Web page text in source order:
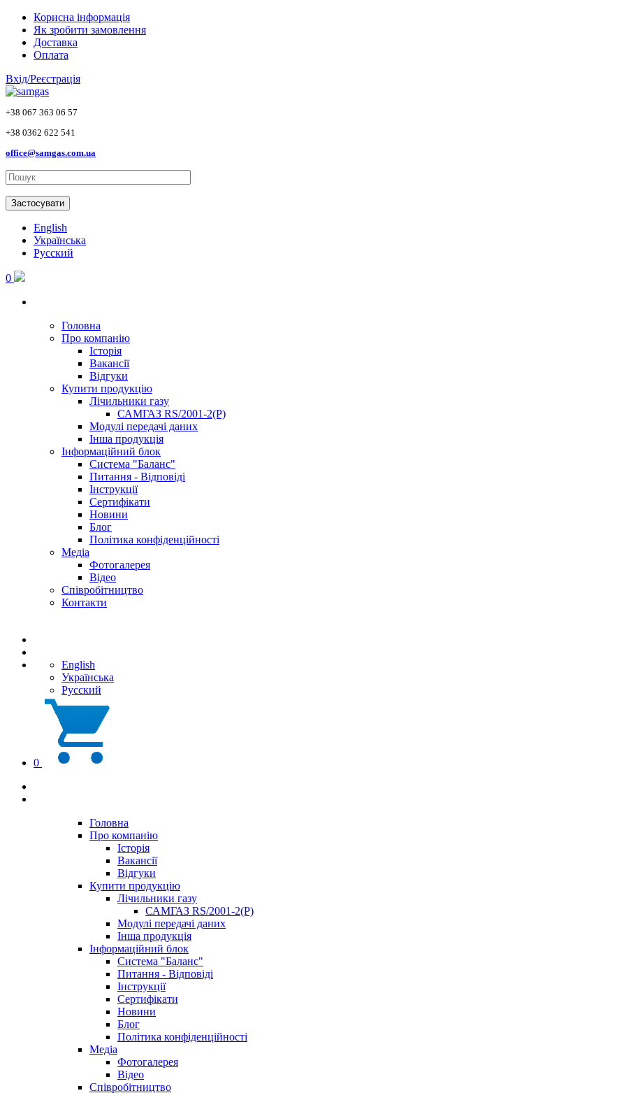
Skip to main content
Корисна інформація
Як зробити замовлення
Доставка
Оплата
Вхід/Реєстрація
+38 067 363 06 57
+38 0362 622 541
office@samgas.com.ua
Застосувати
English
Українська
Русский
0
Головна
Про компанію
Історія
Вакансії
Відгуки
Купити продукцію
Лічильники газу
САМГАЗ RS/2001-2(Р)
Модулі передачі даних
Інша продукція
Інформаційний блок
Система "Баланс"
Питання - Відповіді
Інструкції
Сертифікати
Новини
Блог
Політика конфіденційності
Медіа
Фотогалерея
Відео
Співробітництво
Контакти
English
Українська
Русский
0
Головна
Про компанію
Історія
Вакансії
Відгуки
Купити продукцію
Лічильники газу
САМГАЗ RS/2001-2(Р)
Модулі передачі даних
Інша продукція
Інформаційний блок
Система "Баланс"
Питання - Відповіді
Інструкції
Сертифікати
Новини
Блог
Політика конфіденційності
Медіа
Фотогалерея
Відео
Співробітництво